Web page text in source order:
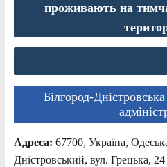
проживають на
Білгород-
Адреса: 67700, Україна,
Дністровський, вул. Грецька, 24